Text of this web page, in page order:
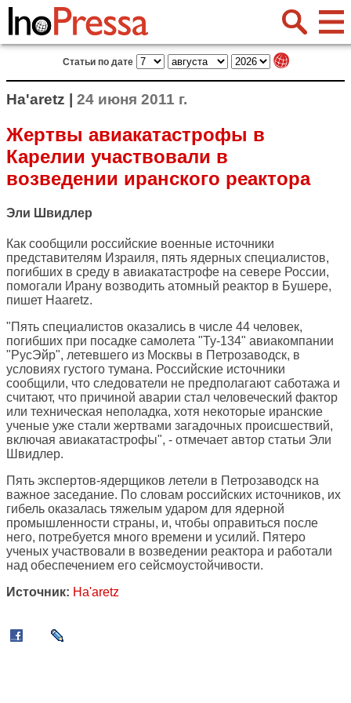
Статьи по дате
Ha'aretz | 24 июня 2011 г.
Жертвы авиакатастрофы в
Карелии участвовали в
возведении иранского реактора
Эли Швидлер
Как сообщили российские военные источники
представителям Израиля, пять ядерных специалистов,
погибших в среду в авиакатастрофе на севере России,
помогали Ирану возводить атомный реактор в Бушере,
пишет Haaretz.
"Пять специалистов оказались в числе 44 человек,
погибших при посадке самолета "Ту-134" авиакомпании
"РусЭйр", летевшего из Москвы в Петрозаводск, в
условиях густого тумана. Российские источники
сообщили, что следователи не предполагают саботажа и
считают, что причиной аварии стал человеческий фактор
или техническая неполадка, хотя некоторые иранские
ученые уже стали жертвами загадочных происшествий,
включая авиакатастрофы", - отмечает автор статьи Эли
Швидлер.
Пять экспертов-ядерщиков летели в Петрозаводск на
важное заседание. По словам российских источников, их
гибель оказалась тяжелым ударом для ядерной
промышленности страны, и, чтобы оправиться после
него, потребуется много времени и усилий. Пятеро
ученых участвовали в возведении реактора и работали
над обеспечением его сейсмоустойчивости.
Источник: Ha'aretz